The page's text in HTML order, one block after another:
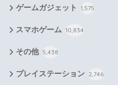
ゲームガジェット 1,575
スマホゲーム 10,834
その他 5,438
プレイステーション 2,746